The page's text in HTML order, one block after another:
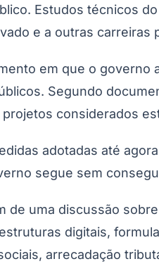
Estudos técnicos
e a outras
em que o
Segundo
considerados
adotadas até
segue sem
de uma discussão
digitais,
arrecadação